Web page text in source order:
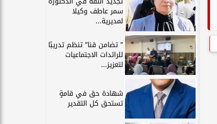
سمر عاطف وكيلا
لمديرية...
” تضامن قنا” تنظم تدريبًا
للرائدات الاجتماعيات
لتعزيز...
شهادة حق في قامةٍ
تستحق كل التقدير